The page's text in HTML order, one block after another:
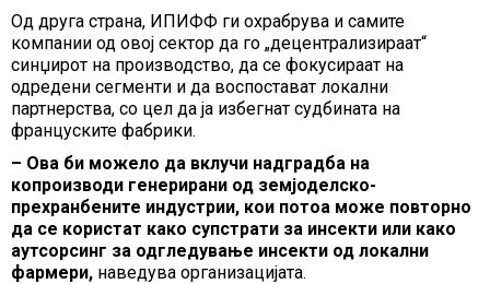
Од друга страна, ИПИФФ ги охрабрува и самите
компании од овој сектор да го „децентрализираат“
синџирот на производство, да се фокусираат на
одредени сегменти и да воспостават локални
партнерства, со цел да ја избегнат судбината на
француските фабрики.
– Ова би можело да вклучи надградба на
копроизводи генерирани од земјоделско-
прехранбените индустрии, кои потоа може повторно
да се користат како супстрати за инсекти или како
аутсорсинг за одгледување инсекти од локални
фармери, наведува организацијата.